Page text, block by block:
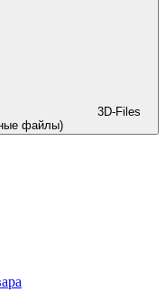
3D-Files
файлы)